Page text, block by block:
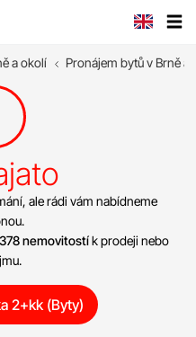
a okolí Pronájem bytů v Brně a
ale rádi vám nabídneme
378 nemovitostík prodeji nebo
2+kk (Byty)